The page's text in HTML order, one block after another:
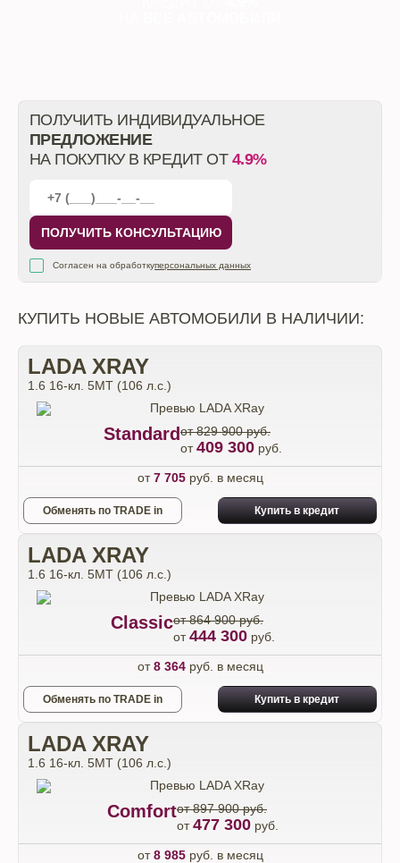
ПОЛУЧИТЬ ИНДИВИДУАЛЬНОЕ
ПРЕДЛОЖЕНИЕ
НА ПОКУПКУ В КРЕДИТ ОТ 4.9%
ПОЛУЧИТЬ КОНСУЛЬТАЦИЮ
Согласен на обработкуперсональных данных
КУПИТЬ НОВЫЕ АВТОМОБИЛИ В НАЛИЧИИ:
LADA XRAY
1.6 16-кл. 5МТ (106 л.с.)
Standard от 829 900 руб.
от409 300 руб.
от7 705руб. в месяц
Обменять по TRADE in Купить в кредит
LADA XRAY
1.6 16-кл. 5МТ (106 л.с.)
Classicот 864 900 руб.
от444 300 руб.
от8 364руб. в месяц
Обменять по TRADE in Купить в кредит
LADA XRAY
1.6 16-кл. 5МТ (106 л.с.)
Comfortот 897 900 руб.
от477 300 руб.
от8 985руб. в месяц